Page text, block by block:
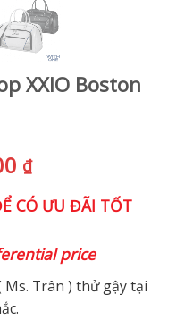
XXIO Boston
₫Giá
hiện
tại
2.990.000 ₫.
CÓ ƯU ĐÃI TỐT
price
Trân ) thử gậy tại